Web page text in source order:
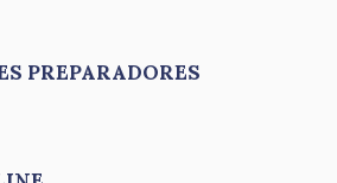
PREPARADORES